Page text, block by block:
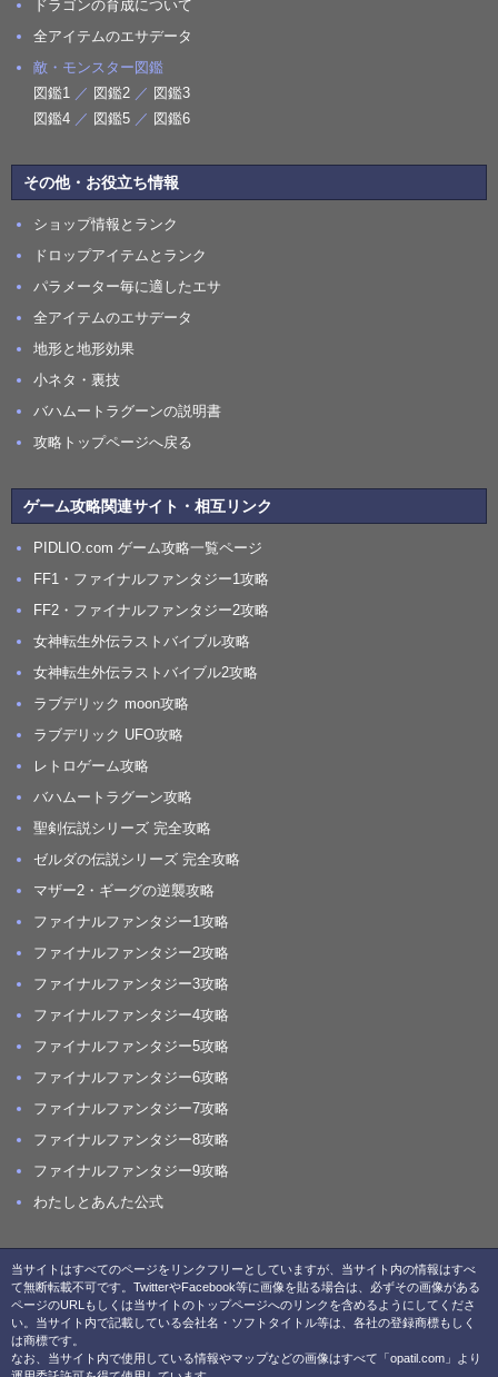
ドラゴンの育成について
全アイテムのエサデータ
敵・モンスター図鑑
図鑑1 ／ 図鑑2 ／ 図鑑3
図鑑4 ／ 図鑑5 ／ 図鑑6
その他・お役立ち情報
ショップ情報とランク
ドロップアイテムとランク
パラメーター毎に適したエサ
全アイテムのエサデータ
地形と地形効果
小ネタ・裏技
バハムートラグーンの説明書
攻略トップページへ戻る
ゲーム攻略関連サイト・相互リンク
PIDLIO.com ゲーム攻略一覧ページ
FF1・ファイナルファンタジー1攻略
FF2・ファイナルファンタジー2攻略
女神転生外伝ラストバイブル攻略
女神転生外伝ラストバイブル2攻略
ラブデリック moon攻略
ラブデリック UFO攻略
レトロゲーム攻略
バハムートラグーン攻略
聖剣伝説シリーズ 完全攻略
ゼルダの伝説シリーズ 完全攻略
マザー2・ギーグの逆襲攻略
ファイナルファンタジー1攻略
ファイナルファンタジー2攻略
ファイナルファンタジー3攻略
ファイナルファンタジー4攻略
ファイナルファンタジー5攻略
ファイナルファンタジー6攻略
ファイナルファンタジー7攻略
ファイナルファンタジー8攻略
ファイナルファンタジー9攻略
わたしとあんた公式
当サイトはすべてのページをリンクフリーとしていますが、当サイト内の情報はすべ
て無断転載不可です。TwitterやFacebook等に画像を貼る場合は、必ずその画像がある
ページのURLもしくは当サイトのトップページへのリンクを含めるようにしてくださ
い。当サイト内で記載している会社名・ソフトタイトル等は、各社の登録商標もしく
は商標です。
なお、当サイト内で使用している情報やマップなどの画像はすべて「opatil.com」より